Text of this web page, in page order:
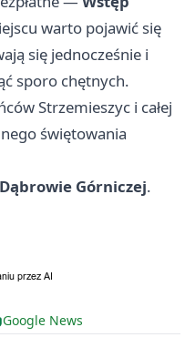
warto pojawić się
się jednocześnie i
sporo chętnych.
Strzemieszyc i całej
świętowania
Górniczej.
Google News